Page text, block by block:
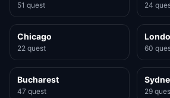
51 quest 24
Chicago
22 quest 60
Bucharest
47 quest 29